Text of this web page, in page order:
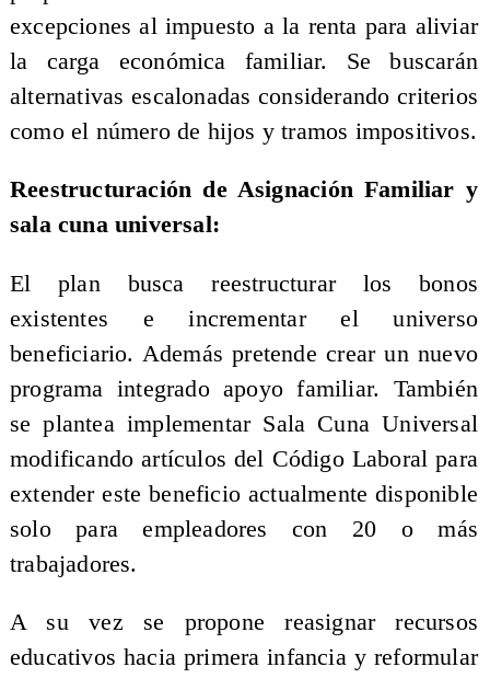
excepciones al impuesto a la renta para aliviar
la carga económica familiar. Se buscarán
alternativas escalonadas considerando criterios
como el número de hijos y tramos impositivos.
Reestructuración de Asignación Familiar y
sala cuna universal:
El plan busca reestructurar los bonos
existentes e incrementar el universo
beneficiario. Además pretende crear un nuevo
programa integrado apoyo familiar. También
se plantea implementar Sala Cuna Universal
modificando artículos del Código Laboral para
extender este beneficio actualmente disponible
solo para empleadores con 20 o más
trabajadores.
A su vez se propone reasignar recursos
educativos hacia primera infancia y reformular